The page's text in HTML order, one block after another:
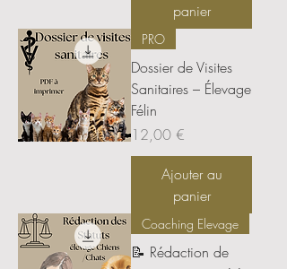
panier
PRO
Dossier de Visites
Sanitaires – Élevage
Félin
Prix
12,00 €
Ajouter au
panier
Coaching Elevage
📝 Rédaction de